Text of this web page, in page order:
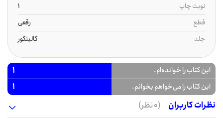
نوبت چاپ
1
قطع
رقعی
جلد
گالینگور
این کتاب را خوانده‌ام. 1
این کتاب را می‌خواهم بخوانم.
1
نظرات کاربران
(0 نظر)